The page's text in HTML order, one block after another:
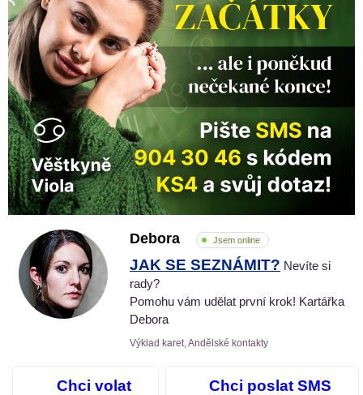
Debora Jsem online
JAK SE SEZNÁMIT? Nevíte si
rady?
Pomohu vám udělat první krok! Kartářka
Debora
Výklad karet, Andělské kontakty
Chci volat Chci poslat SMS